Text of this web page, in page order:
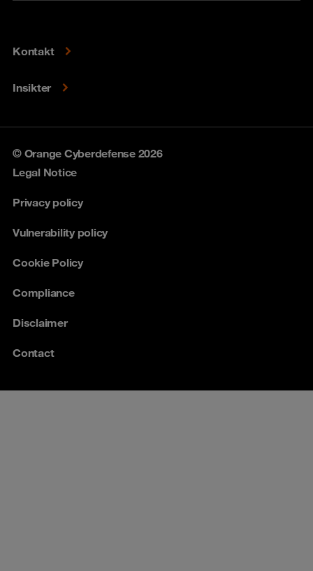
Kontakt
Insikter
© Orange Cyberdefense 2026
Legal Notice
Privacy policy
Vulnerability policy
Cookie Policy
Compliance
Disclaimer
Contact